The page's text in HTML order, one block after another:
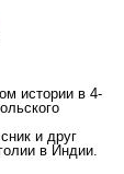
истории в 4-
и друг
в Индии.